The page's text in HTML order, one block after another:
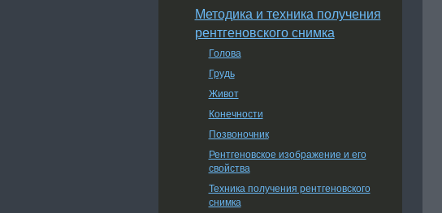
Методика и техника получения
рентгеновского снимка
Голова
Грудь
Живот
Конечности
Позвоночник
Рентгеновское изображение и его
свойства
Техника получения рентгеновского
снимка